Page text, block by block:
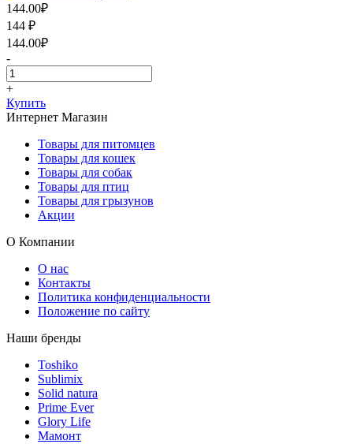
144.00₽
144 ₽
144.00₽
-
+
Купить
Интернет Магазин
Товары для питомцев
Товары для кошек
Товары для собак
Товары для птиц
Товары для грызунов
Акции
О Компании
О нас
Контакты
Политика конфиденциальности
Положение по сайту
Наши бренды
Toshiko
Sublimix
Solid natura
Prime Ever
Glory Life
Мамонт